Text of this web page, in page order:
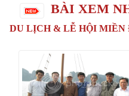
BÀI XEM
DU LỊCH & LỄ HỘI MIỀN